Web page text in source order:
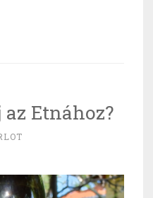
Etnához?